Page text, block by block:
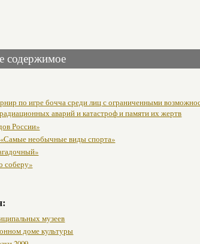
содержимое
по игре бочча среди лиц с ограниченными
аварий и катастроф и памяти их жертв
России»
необычные виды спорта»
соберу»
музеев
доме культуры